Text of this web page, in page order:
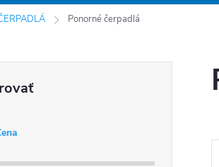
Ponorné čerpadlá